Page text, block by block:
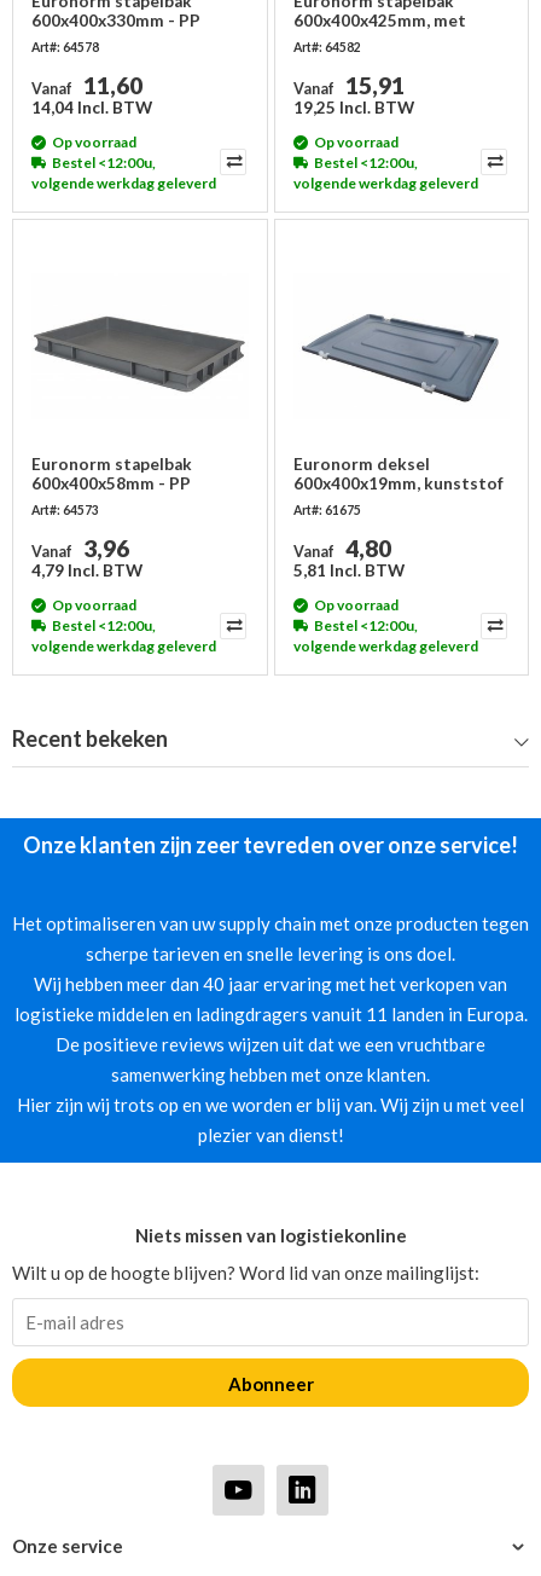
600x400x330mm - PP
Art#: 64578
Vanaf 11,60
14,04 Incl. BTW
Op voorraad
Bestel <12:00u,
volgende werkdag geleverd
600x400x425mm, met
grijpopening
Art#: 64582
Vanaf 15,91
19,25 Incl. BTW
Op voorraad
Bestel <12:00u,
volgende werkdag geleverd
Euronorm stapelbak
600x400x58mm - PP
Art#: 64573
Vanaf 3,96
4,79 Incl. BTW
Op voorraad
Bestel <12:00u,
volgende werkdag geleverd
Euronorm deksel
600x400x19mm, kunststof
- met 2 scharnieren
Art#: 61675
Vanaf 4,80
5,81 Incl. BTW
Op voorraad
Bestel <12:00u,
volgende werkdag geleverd
Recent bekeken
Onze klanten zijn zeer tevreden over onze service!
Het optimaliseren van uw supply chain met onze producten tegen
scherpe tarieven en snelle levering is ons doel.
Wij hebben meer dan 40 jaar ervaring met het verkopen van
logistieke middelen en ladingdragers vanuit 11 landen in Europa.
De positieve reviews wijzen uit dat we een vruchtbare
samenwerking hebben met onze klanten.
Hier zijn wij trots op en we worden er blij van. Wij zijn u met veel
plezier van dienst!
Onze service
Niets missen van logistiekonline
Wilt u op de hoogte blijven? Word lid van onze mailinglijst:
Abonneer